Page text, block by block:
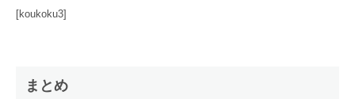
[koukoku3]
まとめ